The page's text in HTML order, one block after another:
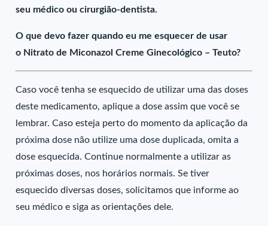
seu médico ou cirurgião-dentista.
O que devo fazer quando eu me esquecer de usar
o Nitrato de Miconazol Creme Ginecológico – Teuto?
Caso você tenha se esquecido de utilizar uma das doses
deste medicamento, aplique a dose assim que você se
lembrar. Caso esteja perto do momento da aplicação da
próxima dose não utilize uma dose duplicada, omita a
dose esquecida. Continue normalmente a utilizar as
próximas doses, nos horários normais. Se tiver
esquecido diversas doses, solicitamos que informe ao
seu médico e siga as orientações dele.